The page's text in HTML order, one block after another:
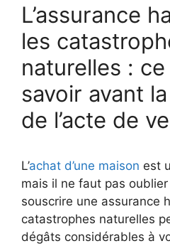
L’assurance
les
naturelles : ce
savoir avant
de l’acte de
L’achat d’une maison est
mais il ne faut pas oublier
souscrire une assurance
catastrophes naturelles
dégâts considérables à